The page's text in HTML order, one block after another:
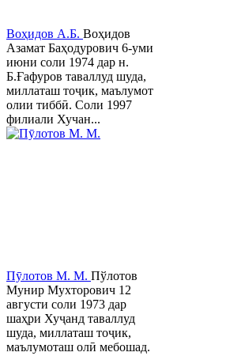
Воҳидов А.Б. Воҳидов
Азамат Баҳодурович 6-уми
июни соли 1974 дар н.
Б.Ғафуров таваллуд шуда,
миллаташ тоҷик, маълумот
олии тиббӣ. Соли 1997
филиали Хучан...
Пӯлотов М. М. Пўлотов
Мунир Мухторович 12
августи соли 1973 дар
шаҳри Хуҷанд таваллуд
шуда, миллаташ тоҷик,
маълумоташ олӣ мебошад.